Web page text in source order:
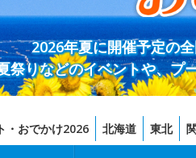
2026年夏に開催予定の
祭りなどのイベントや、プ
・おでかけ2026 北海道 東北